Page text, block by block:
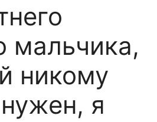
мальчика,
никому
я